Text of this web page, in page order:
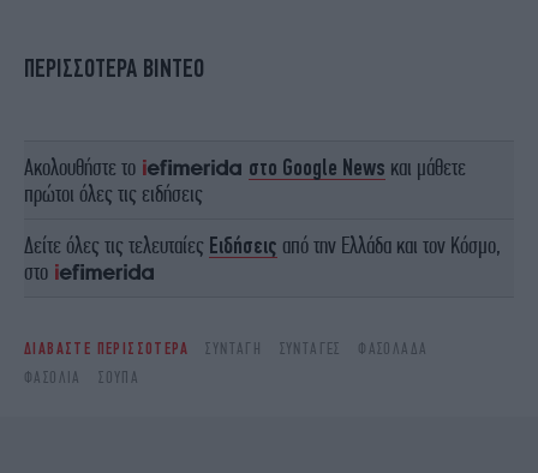
ΠΕΡΙΣΣΟΤΕΡΑ ΒΙΝΤΕΟ
Ακολουθήστε το στο Google News και μάθετε
πρώτοι όλες τις ειδήσεις
Δείτε όλες τις τελευταίες Ειδήσεις από την Ελλάδα και τον Κόσμο,
στο
ΔΙΑΒΑΣΤΕ ΠΕΡΙΣΣΟΤΕΡΑ ΣΥΝΤΑΓΉ ΣΥΝΤΑΓΈΣ
ΦΑΣΟΛΆΔΑ
ΦΑΣΌΛΙΑ
ΣΟΎΠΑ